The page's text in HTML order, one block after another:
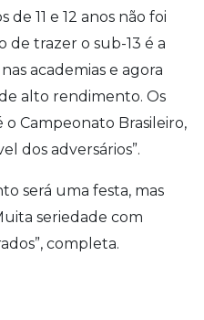
11 e 12 anos não foi
de trazer o sub-13 é a
academias e agora
alto rendimento. Os
o Campeonato Brasileiro,
dos adversários”.
será uma festa, mas
seriedade com
completa.